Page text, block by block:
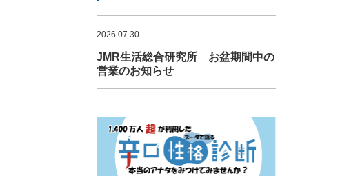
2026.07.30
JMR生活総合研究所 お盆期間中の
営業のお知らせ